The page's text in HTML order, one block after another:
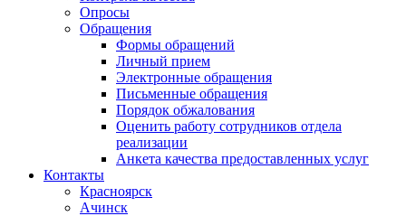
Опросы
Обращения
Формы обращений
Личный прием
Электронные обращения
Письменные обращения
Порядок обжалования
Оценить работу сотрудников отдела
реализации
Анкета качества предоставленных услуг
Контакты
Красноярск
Ачинск